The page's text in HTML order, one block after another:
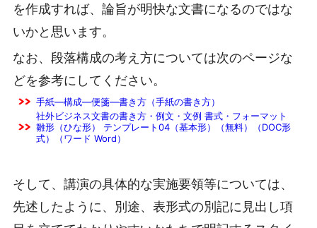
を作成すれば、論旨が明快な文書になるのではな
いかと思います。
なお、段落構成の考え方については次のページな
どを参考にしてください。
手紙―構成―便箋―書き方（手紙の書き方）
社外ビジネス文書の書き方・例文・文例 書式・フォーマット
雛形（ひな形） テンプレート04（基本形）（無料）（DOC形
式）（ワード Word）
そして、講演の具体的な実施要領等については、
先述したように、別途、表形式の別記に見出し項